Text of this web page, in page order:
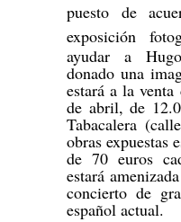
puesto de
exposición
ayudar a
donado una
estará a la
de abril, de
Tabacalera
obras expuestas
de 70 euros
estará
concierto de
español actual.